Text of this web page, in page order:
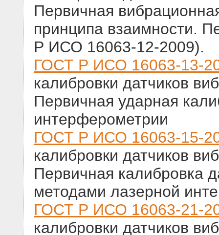
Первичная
принципа взаимности.
Р ИСО 16063-12-2009).
ГОСТ Р ИСО 16063-13-
калибровки датчиков
Первичная ударная
интерферометрии
ГОСТ Р ИСО 16063-15-
калибровки датчиков
Первичная калибровка
методами лазерной
ГОСТ Р ИСО 16063-21-
калибровки датчиков